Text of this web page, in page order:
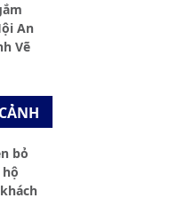
An
Vẽ
bỏ